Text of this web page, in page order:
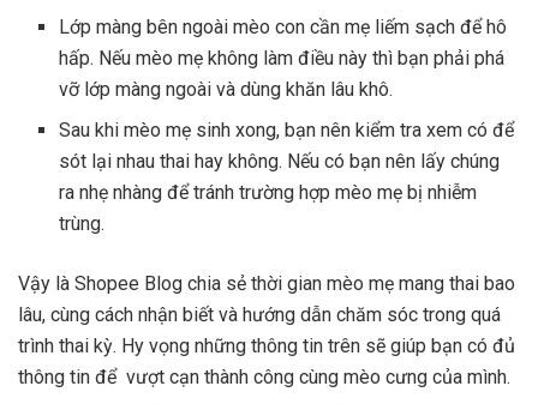
Lớp màng bên ngoài mèo con cần mẹ liếm sạch để hô
hấp. Nếu mèo mẹ không làm điều này thì bạn phải phá
vỡ lớp màng ngoài và dùng khăn lâu khô.
Sau khi mèo mẹ sinh xong, bạn nên kiểm tra xem có để
sót lại nhau thai hay không. Nếu có bạn nên lấy chúng
ra nhẹ nhàng để tránh trường hợp mèo mẹ bị nhiễm
trùng.
Vậy là Shopee Blog chia sẻ thời gian mèo mẹ mang thai bao
lâu, cùng cách nhận biết và hướng dẫn chăm sóc trong quá
trình thai kỳ. Hy vọng những thông tin trên sẽ giúp bạn có đủ
thông tin để vượt cạn thành công cùng mèo cưng của mình.